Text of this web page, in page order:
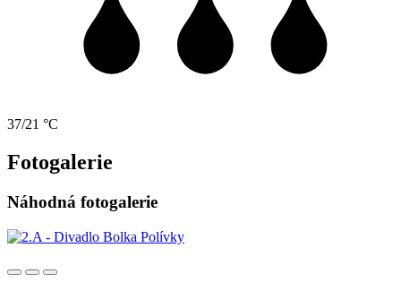
37/21 °C
Fotogalerie
Náhodná fotogalerie